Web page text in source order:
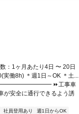
：1ヶ月あたり4日 〜 20日
働8h) ＊週1日～OK ＊土...
⏩工事車
が安全に通行できるよう誘
社員登用あり
週1日からOK